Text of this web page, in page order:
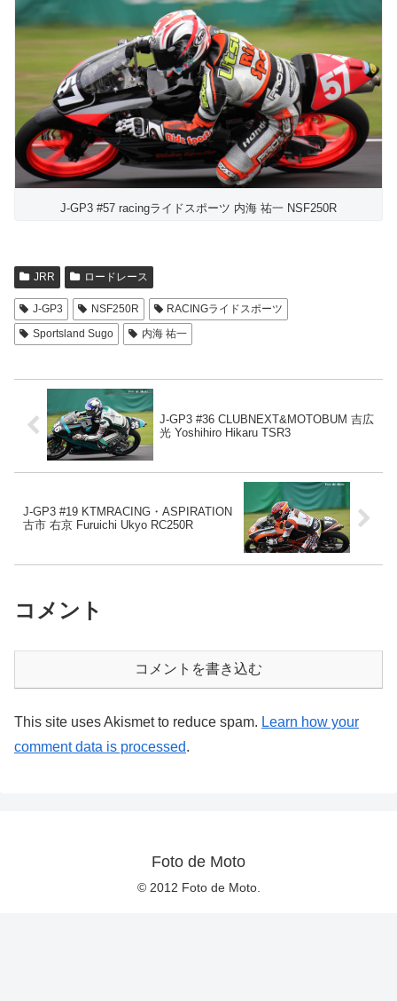
J-GP3 #57 racingライドスポーツ 内海 祐一 NSF250R
JRR ロードレース
J-GP3 NSF250R
RACINGライドスポーツ
Sportsland Sugo
内海 祐一
J-GP3 #36 CLUBNEXT&MOTOBUM 吉広
光 Yoshihiro Hikaru TSR3
J-GP3 #19 KTMRACING・ASPIRATION
古市 右京 Furuichi Ukyo RC250R
コメント
コメントを書き込む
This site uses Akismet to reduce spam. Learn how your
comment data is processed.
Foto de Moto
© 2012 Foto de Moto.